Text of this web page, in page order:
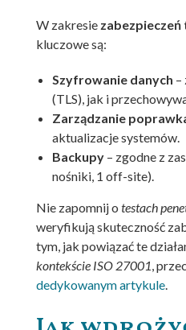
W zakresie
kluczowe są:
Szyfrowanie danych –
(TLS), jak i
Zarządzanie
aktualizacje systemów.
Backupy – zgodne z
nośniki, 1 off-site).
Nie zapomnij o testach
weryfikują skuteczność
tym, jak powiązać te
kontekście ISO 27001,
dedykowanym artykule.